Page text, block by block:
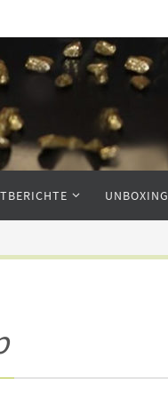
UNBOXING